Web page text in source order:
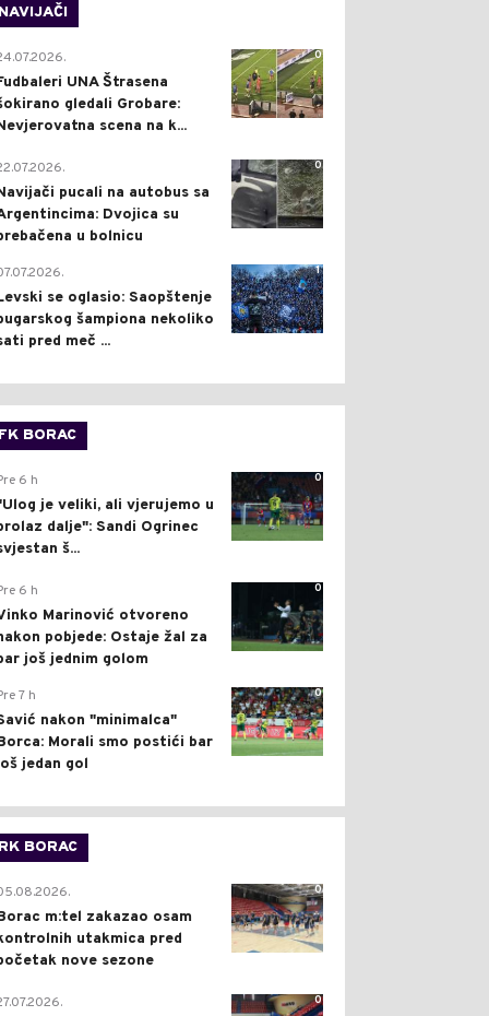
NAVIJAČI
0
UNA Štrasena
gledali Grobare:
scena na k...
0
pucali na autobus sa
Dvojica su
u bolnicu
1
se oglasio: Saopštenje
šampiona nekoliko
pred meč ...
FK BORAC
0
6 h
je veliki, ali vjerujemo u
dalje": Sandi Ogrinec
š...
0
6 h
Marinović otvoreno
pobjede: Ostaje žal za
još jednim golom
0
7 h
nakon "minimalca"
Morali smo postići bar
jedan gol
RK BORAC
0
m:tel zakazao osam
utakmica pred
nove sezone
0